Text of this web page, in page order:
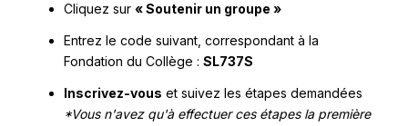
dans
fenêtre
Cliquez sur « Soutenir un groupe »
Entrez le code suivant, correspondant à la
Fondation du Collège : SL737S
Inscrivez-vous et suivez les étapes demandées
*Vous n'avez qu'à effectuer ces étapes la première